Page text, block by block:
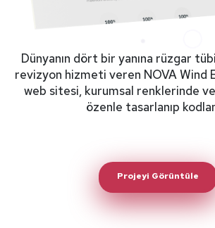
Dünyanın dört bir yanına rüzgar
revizyon hizmeti veren NOVA Wind
web sitesi, kurumsal renklerinde
özenle tasarlanıp
Projeyi Görüntüle